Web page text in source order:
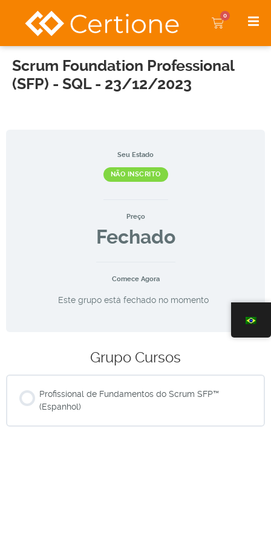
0
Scrum Foundation Professional
(SFP) - SQL - 23/12/2023
Seu Estado
NÃO INSCRITO
Preço
Fechado
Comece Agora
Este grupo está fechado no momento
Grupo Cursos
Profissional de Fundamentos do Scrum SFP™
(Espanhol)